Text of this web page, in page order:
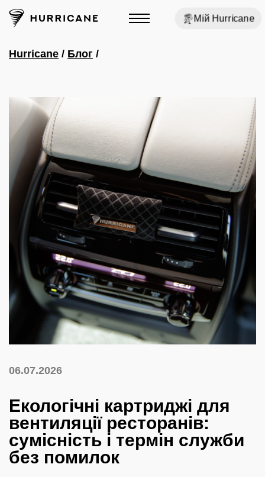
Мій Hurricane
Hurricane / Блог /
06.07.2026
Екологічні картриджі для
вентиляції ресторанів:
сумісність і термін служби
без помилок